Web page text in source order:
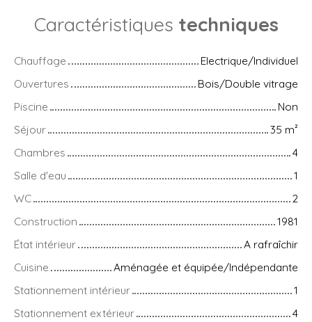
Caractéristiques techniques
Chauffage
Electrique/Individuel
Ouvertures
Bois/Double vitrage
Piscine
Non
Séjour
35 m²
Chambres
4
Salle d'eau
1
WC
2
Construction
1981
État intérieur
A rafraîchir
Cuisine
Aménagée et équipée/Indépendante
Stationnement intérieur
1
Stationnement extérieur
4